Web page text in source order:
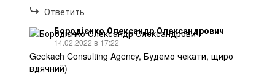
Ответить
Бородієнко Олександр Олександрович
14.02.2022 в 17:22
Geekach Consulting Agency, Будемо чекати, щиро
вдячний)